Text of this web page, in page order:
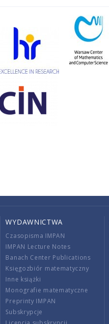
WYDAWNICTWA
Czasopisma IMPAN
IMPAN Lecture Notes
Banach Center Publications
Księgozbiór matematyczny
Inne książki
Monografie matematyczne
Preprinty IMPAN
Subskrypcje